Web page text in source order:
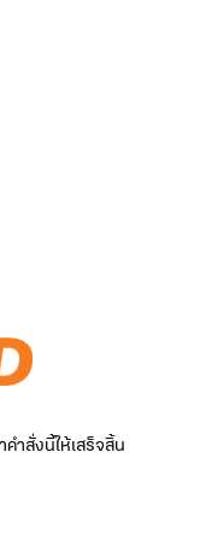
ำสั่งนี้ให้เสร็จสิ้น